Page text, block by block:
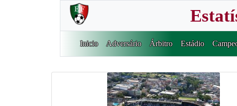
Inicio Adversário Árbitro Estádio